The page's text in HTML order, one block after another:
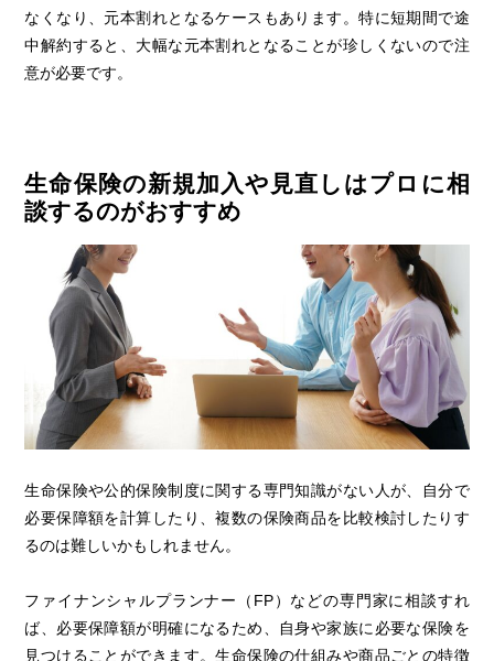
なくなり、元本割れとなるケースもあります。特に短期間で途
中解約すると、大幅な元本割れとなることが珍しくないので注
意が必要です。
生命保険の新規加入や見直しはプロに相
談するのがおすすめ
生命保険や公的保険制度に関する専門知識がない人が、自分で
必要保障額を計算したり、複数の保険商品を比較検討したりす
るのは難しいかもしれません。
ファイナンシャルプランナー（FP）などの専門家に相談すれ
ば、必要保障額が明確になるため、自身や家族に必要な保険を
見つけることができます。生命保険の仕組みや商品ごとの特徴